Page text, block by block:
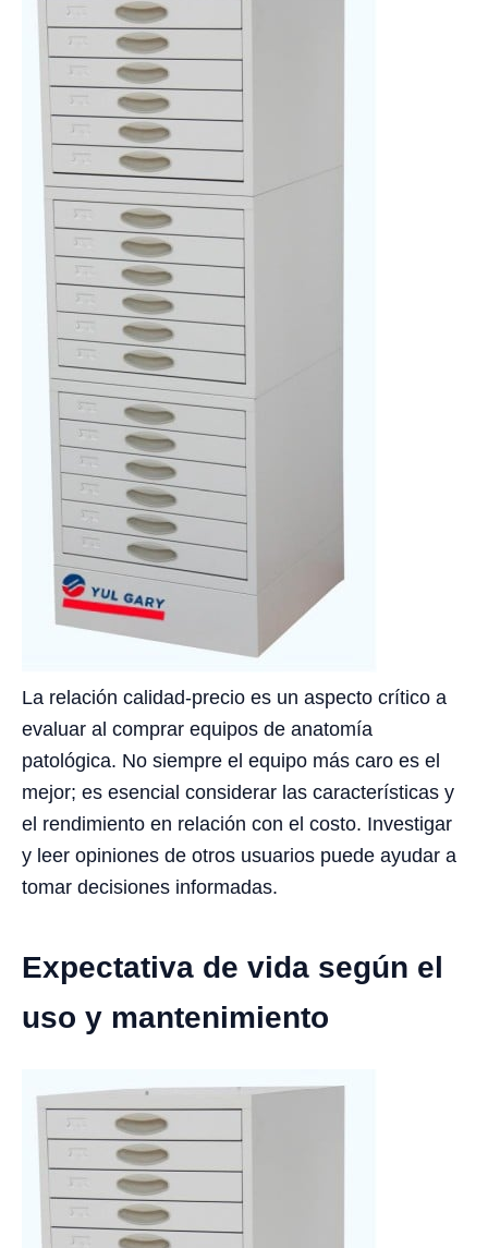
La relación calidad-precio es un aspecto crítico a
evaluar al comprar equipos de anatomía
patológica. No siempre el equipo más caro es el
mejor; es esencial considerar las características y
el rendimiento en relación con el costo. Investigar
y leer opiniones de otros usuarios puede ayudar a
tomar decisiones informadas.
Expectativa de vida según el
uso y mantenimiento